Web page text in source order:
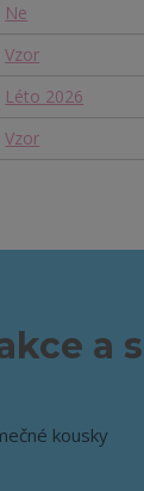
Ne
Vzor
Léto 2026
Vzor
a
kousky